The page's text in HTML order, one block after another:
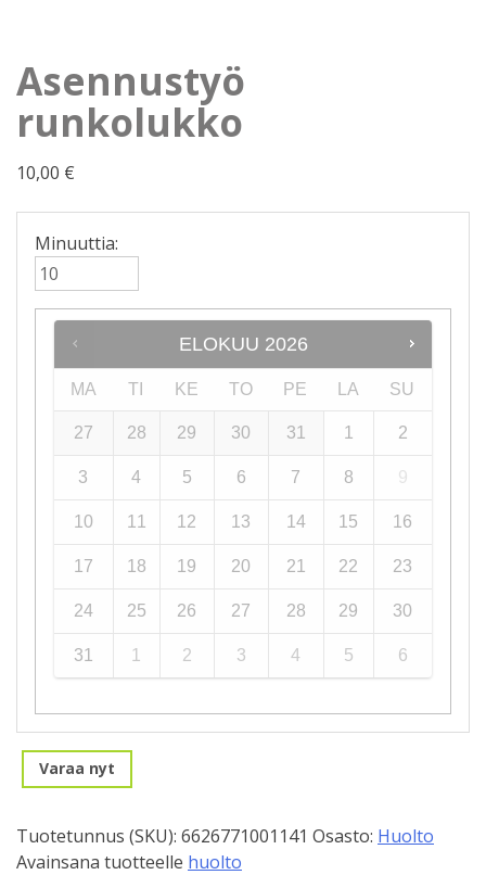
Asennustyö
runkolukko
10,00 €
Minuuttia:
ELOKUU 2026
MA TI KE TO PE LA SU
27 28 29 30 31 1 2
3 4 5 6 7 8 9
10 11 12 13 14 15 16
17 18 19 20 21 22 23
24 25 26 27 28 29 30
31 1 2 3 4 5 6
Varaa nyt
Tuotetunnus (SKU): 6626771001141 Osasto: Huolto
Avainsana tuotteelle huolto